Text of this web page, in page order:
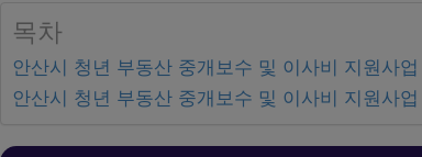
목차
안산시 청년 부동산 중개보수 및 이사비 지원사업
안산시 청년 부동산 중개보수 및 이사비 지원사